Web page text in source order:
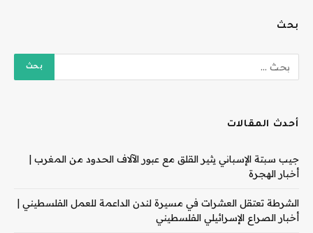
بحث
أحدث المقالات
جيب سبتة الإسباني يثير القلق مع عبور الآلاف الحدود من المغرب |
أخبار الهجرة
الشرطة تعتقل العشرات في مسيرة لندن الداعمة للعمل الفلسطيني |
أخبار الصراع الإسرائيلي الفلسطيني